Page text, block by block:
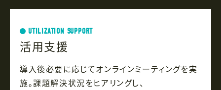
UTILIZATION SUPPORT
活用支援
導入後必要に応じてオンラインミーティングを実
施。課題解決状況をヒアリングし、